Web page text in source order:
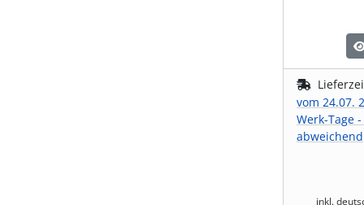
vom 24.07.
Werk-Tage
abweichend
inkl.